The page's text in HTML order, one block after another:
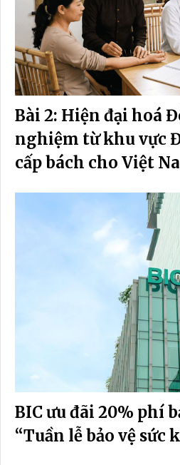
Bài 2: Hiện đại hoá
nghiệm từ khu vực
cấp bách cho Việt
BIC ưu đãi 20% phí
“Tuần lễ bảo vệ sức